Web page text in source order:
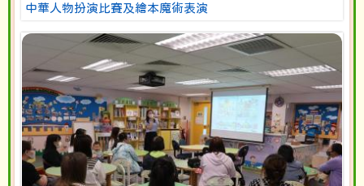
中華人物扮演比賽及繪本魔術表演